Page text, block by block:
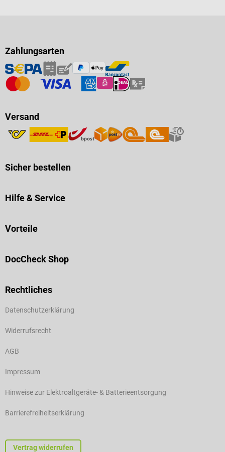
Zahlungsarten
Versand
Sicher bestellen
Hilfe & Service
Vorteile
DocCheck Shop
Rechtliches
Datenschutzerklärung
Widerrufsrecht
AGB
Impressum
Hinweise zur Elektroaltgeräte- & Batterieentsorgung
Barrierefreiheitserklärung
Vertrag widerrufen